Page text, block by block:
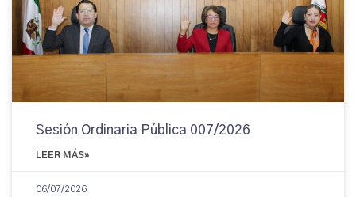
Sesión Ordinaria Pública 007/2026
LEER MÁS»
06/07/2026